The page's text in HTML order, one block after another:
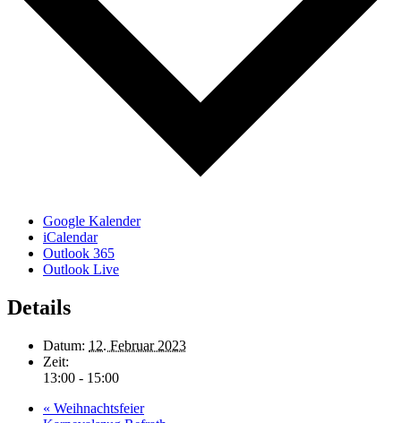
Google Kalender
iCalendar
Outlook 365
Outlook Live
Details
Datum: 12. Februar 2023
Zeit:
13:00 - 15:00
« Weihnachtsfeier